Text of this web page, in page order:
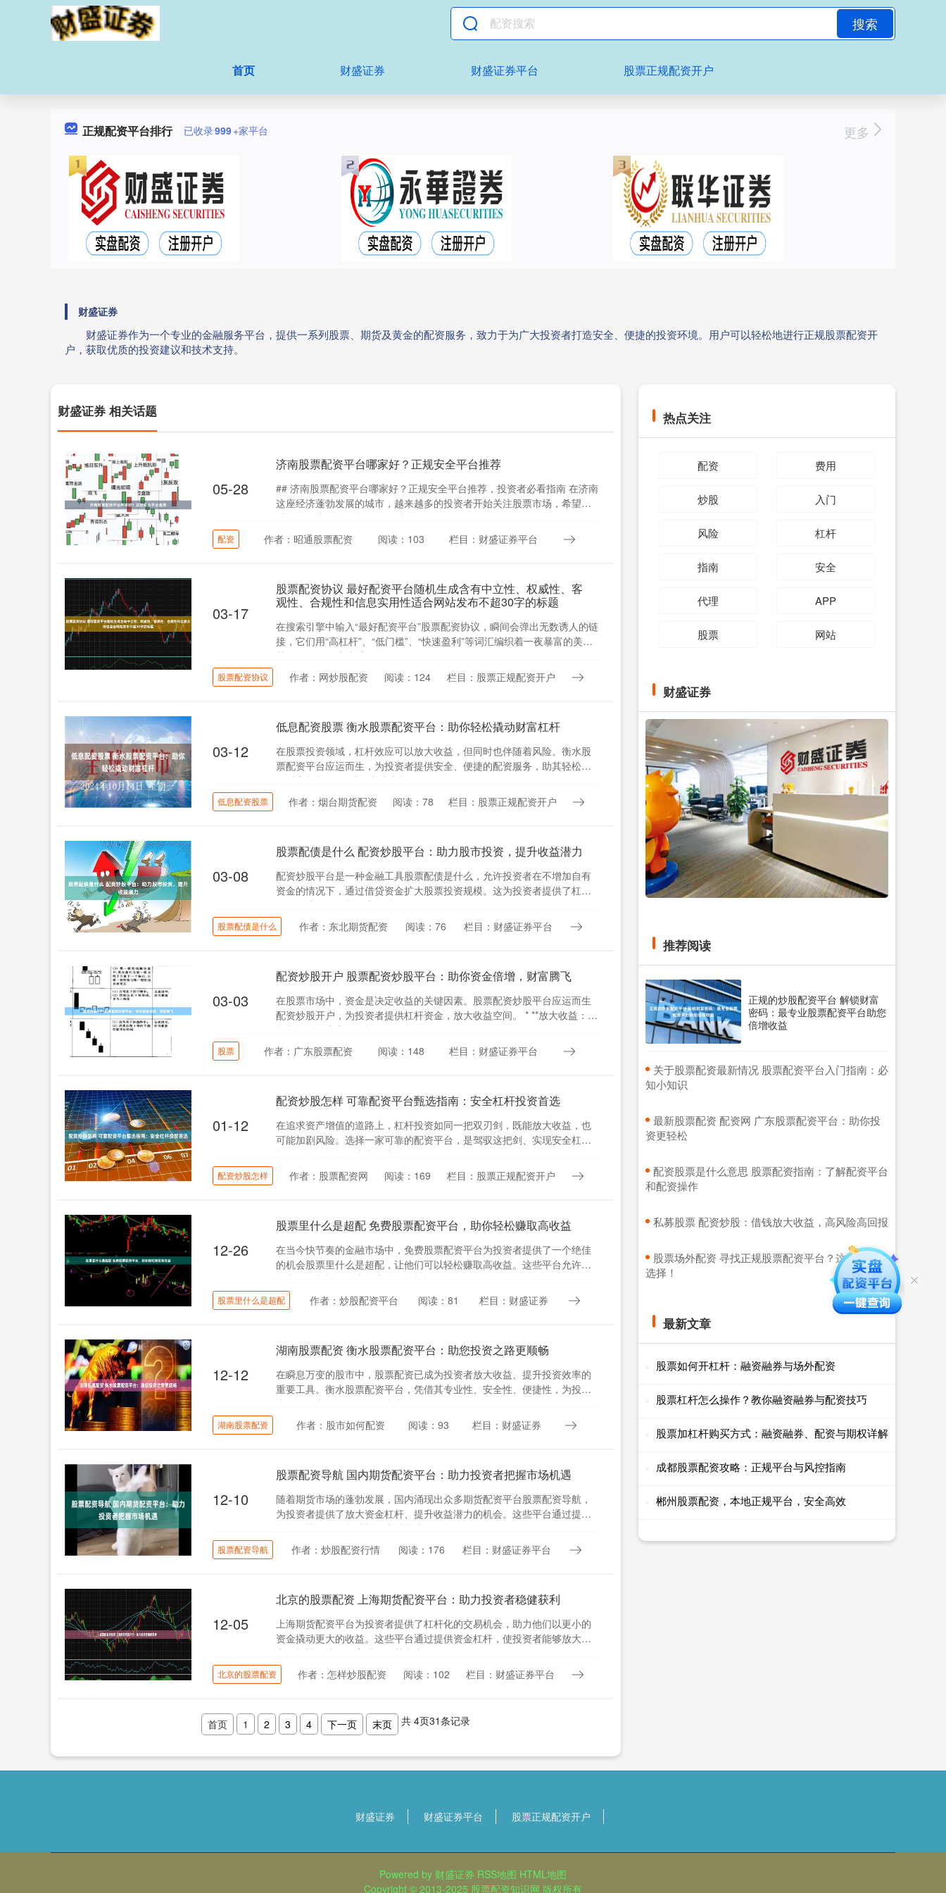
搜索
首页 财盛证券 财盛证券平台 股票正规配资开户
正规配资平台排行 已收录999+家平台 更多
财盛证券
财盛证券作为一个专业的金融服务平台，提供一系列股票、期货及黄金的配资服务，致力于为广大投资者打造安全、便捷的投资环境。用户可以轻松地进行正规股票配资开
户，获取优质的投资建议和技术支持。
财盛证券 相关话题
05-28
济南股票配资平台哪家好？正规安全平台推荐
## 济南股票配资平台哪家好？正规安全平台推荐，投资者必看指南 在济南
这座经济蓬勃发展的城市，越来越多的投资者开始关注股票市场，希望通
过配资放大收益。然而，面对....
配资 作者：昭通股票配资 阅读：103 栏目：财盛证券平台
03-17
股票配资协议 最好配资平台随机生成含有中立性、权威性、客
观性、合规性和信息实用性适合网站发布不超30字的标题
在搜索引擎中输入“最好配资平台”股票配资协议，瞬间会弹出无数诱人的链
接，它们用“高杠杆”、“低门槛”、“快速盈利”等词汇编织着一夜暴富的美
梦。然而，在这片看似繁....
股票配资协议 作者：网炒股配资 阅读：124 栏目：股票正规配资开户
03-12
低息配资股票 衡水股票配资平台：助你轻松撬动财富杠杆
在股票投资领域，杠杆效应可以放大收益，但同时也伴随着风险。衡水股
票配资平台应运而生，为投资者提供安全、便捷的配资服务，助其轻松撬
动财富杠杆。 2. 填写申请表格....
低息配资股票 作者：烟台期货配资 阅读：78 栏目：股票正规配资开户
03-08
股票配债是什么 配资炒股平台：助力股市投资，提升收益潜力
配资炒股平台是一种金融工具股票配债是什么，允许投资者在不增加自有
资金的情况下，通过借贷资金扩大股票投资规模。这为投资者提供了杠杆
作用，从而有可能放大收益。 * ....
股票配债是什么 作者：东北期货配资 阅读：76 栏目：财盛证券平台
03-03
配资炒股开户 股票配资炒股平台：助你资金倍增，财富腾飞
在股票市场中，资金是决定收益的关键因素。股票配资炒股平台应运而生
配资炒股开户，为投资者提供杠杆资金，放大收益空间。 * **放大收益：**
杠杆资金放大交易收益，....
股票 作者：广东股票配资 阅读：148 栏目：财盛证券平台
01-12
配资炒股怎样 可靠配资平台甄选指南：安全杠杆投资首选
在追求资产增值的道路上，杠杆投资如同一把双刃剑，既能放大收益，也
可能加剧风险。选择一家可靠的配资平台，是驾驭这把剑、实现安全杠杆
投资的首要前提。本文将为您提供一....
配资炒股怎样 作者：股票配资网 阅读：169 栏目：股票正规配资开户
12-26
股票里什么是超配 免费股票配资平台，助你轻松赚取高收益
在当今快节奏的金融市场中，免费股票配资平台为投资者提供了一个绝佳
的机会股票里什么是超配，让他们可以轻松赚取高收益。这些平台允许投
资者使用杠杆资金来放大他们的投资....
股票里什么是超配 作者：炒股配资平台 阅读：81 栏目：财盛证券
12-12
湖南股票配资 衡水股票配资平台：助您投资之路更顺畅
在瞬息万变的股市中，股票配资已成为投资者放大收益、提升投资效率的
重要工具。衡水股票配资平台，凭借其专业性、安全性、便捷性，为投资
者提供全方位的配资服务湖南股票配....
湖南股票配资 作者：股市如何配资 阅读：93 栏目：财盛证券
12-10
股票配资导航 国内期货配资平台：助力投资者把握市场机遇
随着期货市场的蓬勃发展，国内涌现出众多期货配资平台股票配资导航，
为投资者提供了放大资金杠杆、提升收益潜力的机会。这些平台通过提供
资金配比服务，帮助投资者以较小的....
股票配资导航 作者：炒股配资行情 阅读：176 栏目：财盛证券平台
12-05
北京的股票配资 上海期货配资平台：助力投资者稳健获利
上海期货配资平台为投资者提供了杠杆化的交易机会，助力他们以更小的
资金撬动更大的收益。这些平台通过提供资金杠杆，使投资者能够放大其
交易规模，从而提高潜在的获利空间....
北京的股票配资 作者：怎样炒股配资 阅读：102 栏目：财盛证券平台
首页 1 2 3 4 下一页 末页 共 4页31条记录
热点关注
配资 费用
炒股 入门
风险 杠杆
指南 安全
代理 APP
股票 网站
财盛证券
推荐阅读
正规的炒股配资平台 解锁财富
密码：最专业股票配资平台助您
倍增收益
​关于股票配资最新情况 股票配资平台入门指南：必
知小知识
​最新股票配资 配资网 广东股票配资平台：助你投
资更轻松
​配资股票是什么意思 股票配资指南：了解配资平台
和配资操作
​私募股票 配资炒股：借钱放大收益，高风险高回报
​股票场外配资 寻找正规股票配资平台？这里有可靠
选择！
最新文章
股票如何开杠杆：融资融券与场外配资
股票杠杆怎么操作？教你融资融券与配资技巧
股票加杠杆购买方式：融资融券、配资与期权详解
成都股票配资攻略：正规平台与风控指南
郴州股票配资，本地正规平台，安全高效
财盛证券 财盛证券平台 股票正规配资开户
Powered by 财盛证券 RSS地图 HTML地图
Copyright © 2013-2025 股票配资知识网 版权所有